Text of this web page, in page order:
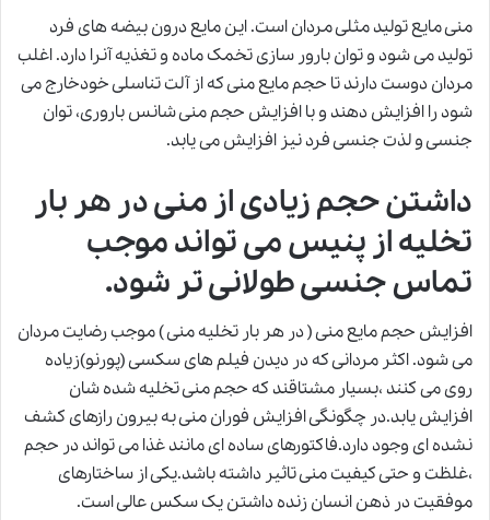
منی مایع تولید مثلی مردان است. این مایع درون بیضه های فرد
تولید می شود و توان بارور سازی تخمک ماده و تغذیه آنرا دارد. اغلب
مردان دوست دارند تا حجم مایع منی که از آلت تناسلی خودخارج می
شود را افزایش دهند و با افزایش حجم منی شانس باروری، توان
جنسی و لذت جنسی فرد نیز افزایش می یابد.
داشتن حجم زیادی از منی در هر بار
تخلیه از پنیس می تواند موجب
تماس جنسی طولانی تر شود.
افزایش حجم مایع منی ( در هر بار تخلیه منی ) موجب رضایت مردان
می شود. اکثر مردانی که در دیدن فیلم های سکسی (پورنو)زیاده
روی می کنند ،بسیار مشتاقند که حجم منی تخلیه شده شان
افزایش یابد.در چگونگی افزایش فوران منی به بیرون رازهای کشف
نشده ای وجود دارد.فاکتورهای ساده ای مانند غذا می تواند در حجم
،غلظت و حتی کیفیت منی تاثیر داشته باشد.یکی از ساختارهای
موفقیت در ذهن انسان زنده داشتن یک سکس عالی است.